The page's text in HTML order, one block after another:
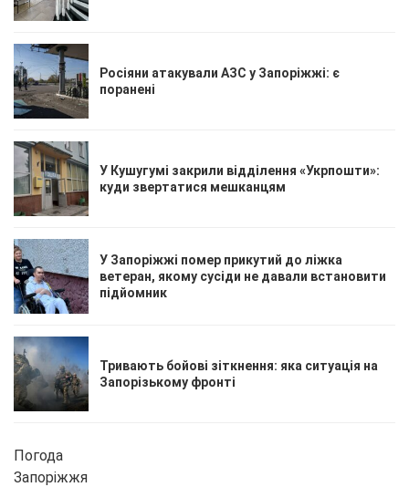
Росіяни атакували АЗС у Запоріжжі: є
поранені
У Кушугумі закрили відділення «Укрпошти»:
куди звертатися мешканцям
У Запоріжжі помер прикутий до ліжка
ветеран, якому сусіди не давали встановити
підйомник
Тривають бойові зіткнення: яка ситуація на
Запорізькому фронті
Погода
Запоріжжя